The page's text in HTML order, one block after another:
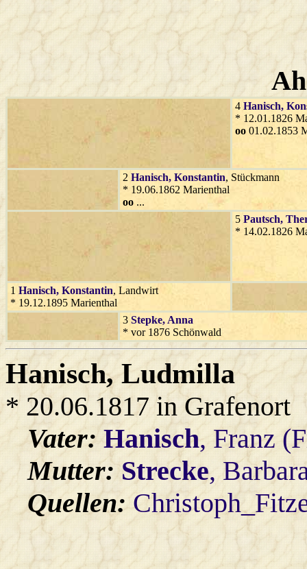
4 Hanisch,
* 12.01.1826
oo 01.02.1853
2 Hanisch, Konstantin, Stückmann
* 19.06.1862 Marienthal
oo ...
5 Pautsch,
* 14.02.1826
1 Hanisch, Konstantin, Landwirt
* 19.12.1895 Marienthal
3 Stepke, Anna
* vor 1876 Schönwald
Hanisch, Ludmilla
* 20.06.1817 in Grafenort
Vater:Hanisch, Franz
Mutter:Strecke,
Quellen: